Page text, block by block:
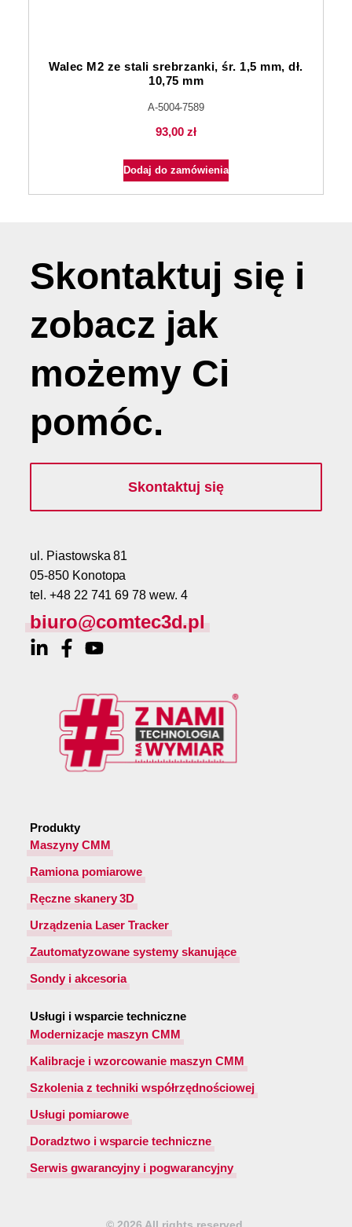
Walec M2 ze stali srebrzanki, śr. 1,5 mm, dł.
10,75 mm
A-5004-7589
93,00 zł
Dodaj do zamówienia
Skontaktuj się i
zobacz jak
możemy Ci
pomóc.
Skontaktuj się
ul. Piastowska 81
05-850 Konotopa
tel. +48 22 741 69 78 wew. 4
biuro@comtec3d.pl
Produkty
Maszyny CMM
Ramiona pomiarowe
Ręczne skanery 3D
Urządzenia Laser Tracker
Zautomatyzowane systemy skanujące
Sondy i akcesoria
Usługi i wsparcie techniczne
Modernizacje maszyn CMM
Kalibracje i wzorcowanie maszyn CMM
Szkolenia z techniki współrzędnościowej
Usługi pomiarowe
Doradztwo i wsparcie techniczne
Serwis gwarancyjny i pogwarancyjny